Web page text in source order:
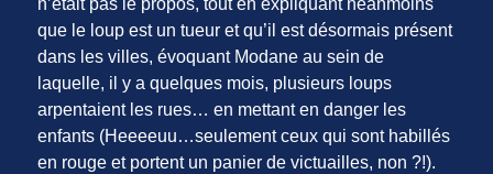
n’était pas le propos, tout en expliquant néanmoins
que le loup est un tueur et qu’il est désormais présent
dans les villes, évoquant Modane au sein de
laquelle, il y a quelques mois, plusieurs loups
arpentaient les rues… en mettant en danger les
enfants (Heeeeuu…seulement ceux qui sont habillés
en rouge et portent un panier de victuailles, non ?!).